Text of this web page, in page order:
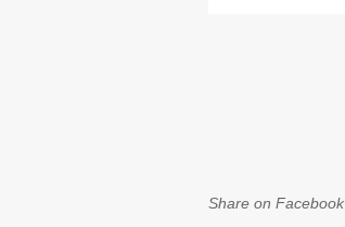
Share on Facebook